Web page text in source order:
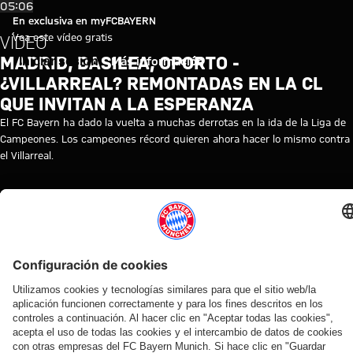
Madrid, Basilea, Oporto -
Reproducir vídeo
En exclusiva en myFCBAYERN
Vea este vídeo gratis
Iniciar sesión Más información
05:06
VÍDEO
MADRID, BASILEA, OPORTO -
¿VILLARREAL? REMONTADAS EN LA CL
QUE INVITAN A LA ESPERANZA
El FC Bayern ha dado la vuelta a muchas derrotas en la ida de la Liga de
Campeones. Los campeones récord quieren ahora hacer lo mismo contra
el Villarreal.
TEMAS DE ESTE VÍDEO
VILLARREAL
HISTORIAPRIMER
EQUIPO
VÍDEOS RELACIONADOS
Vídeo
DIFERIDO
La rueda
prensa
VÍDEO
ENTRE
BASTIDORES
Así vivió el
FC Bayern
Vídeo
VÍDEO
Jonas
Urbig,
ante
los
Vídeo
AUDI
FOOTBALL
SUMMIT
Los
mejores
Vídeo
VÍDEO
Rueda
de
prensa
tras el
Vídeo
Lo mejor de los
entrenamientos
del FC Bayern
en mayo de
Vídeo
DIFERIDO
Rueda de
prensa
del Audi
VÍDEO
Entre
bastidores
del
amistoso